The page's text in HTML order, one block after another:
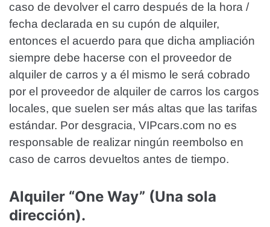
caso de devolver el carro después de la hora /
fecha declarada en su cupón de alquiler,
entonces el acuerdo para que dicha ampliación
siempre debe hacerse con el proveedor de
alquiler de carros y a él mismo le será cobrado
por el proveedor de alquiler de carros los cargos
locales, que suelen ser más altas que las tarifas
estándar. Por desgracia, VIPcars.com no es
responsable de realizar ningún reembolso en
caso de carros devueltos antes de tiempo.
Alquiler “One Way” (Una sola
dirección).